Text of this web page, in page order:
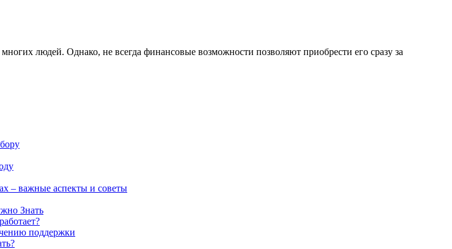
людей. Однако, не всегда финансовые возможности позволяют приобрести его сразу за
– важные аспекты и советы
Знать
поддержки